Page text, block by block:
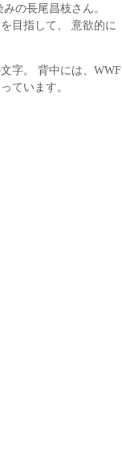
の長尾昌枝さん。
目指して、 意欲的に
字。 背中には、WWF
ています。